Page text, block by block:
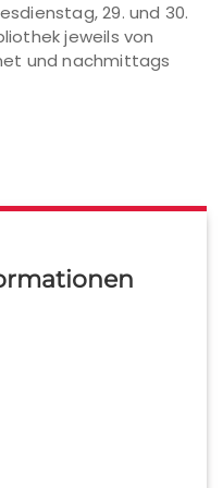
29. und 30.
jeweils von
und nachmittags